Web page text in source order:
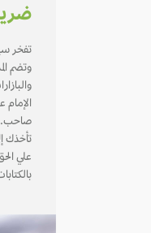
تفخر
وتضم
الإمام
صاحب.
تأخذك
علي